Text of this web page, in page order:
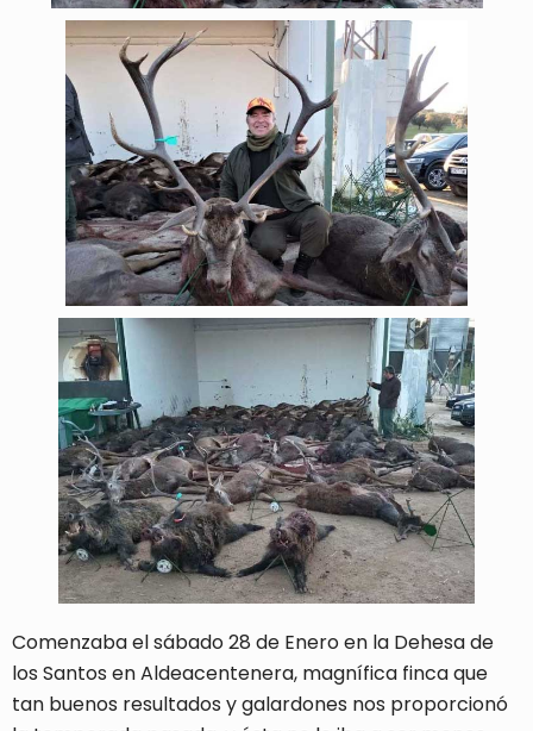
Comenzaba el sábado 28 de Enero en la Dehesa de
los Santos en Aldeacentenera, magnífica finca que
tan buenos resultados y galardones nos proporcionó